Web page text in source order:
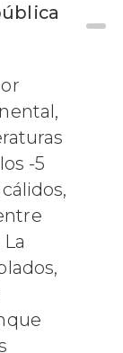
de San
Castillo de
-5